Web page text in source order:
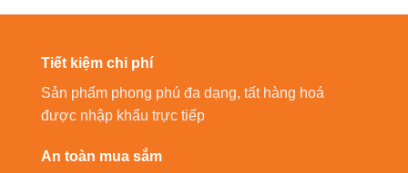
Tiết kiệm chi phí
Sản phẩm phong phú đa dạng, tất hàng hoá
được nhập khẩu trực tiếp
An toàn mua sắm